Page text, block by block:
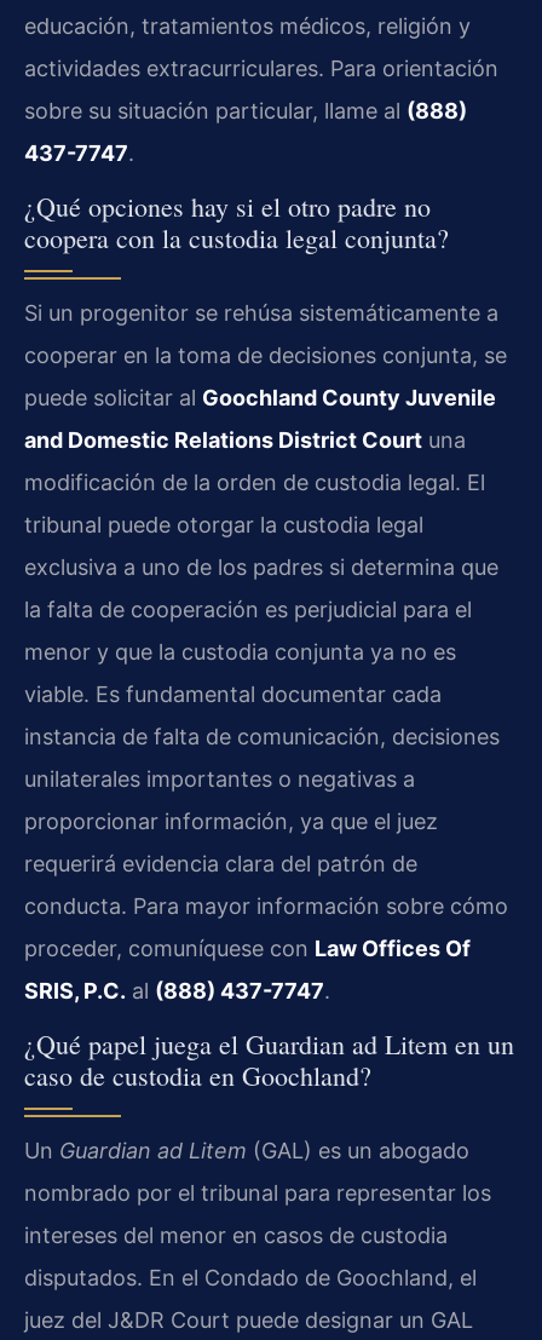
educación, tratamientos médicos, religión y
actividades extracurriculares. Para orientación
sobre su situación particular, llame al (888)
437-7747.
¿Qué opciones hay si el otro padre no
coopera con la custodia legal conjunta?
Si un progenitor se rehúsa sistemáticamente a
cooperar en la toma de decisiones conjunta, se
puede solicitar al Goochland County Juvenile
and Domestic Relations District Court una
modificación de la orden de custodia legal. El
tribunal puede otorgar la custodia legal
exclusiva a uno de los padres si determina que
la falta de cooperación es perjudicial para el
menor y que la custodia conjunta ya no es
viable. Es fundamental documentar cada
instancia de falta de comunicación, decisiones
unilaterales importantes o negativas a
proporcionar información, ya que el juez
requerirá evidencia clara del patrón de
conducta. Para mayor información sobre cómo
proceder, comuníquese con Law Offices Of
SRIS, P.C. al (888) 437-7747.
¿Qué papel juega el Guardian ad Litem en un
caso de custodia en Goochland?
Un Guardian ad Litem (GAL) es un abogado
nombrado por el tribunal para representar los
intereses del menor en casos de custodia
disputados. En el Condado de Goochland, el
juez del J&DR Court puede designar un GAL